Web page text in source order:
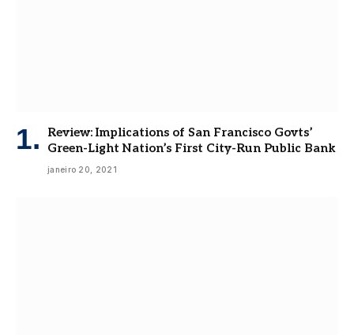
Review: Implications of San Francisco Govts’
Green-Light Nation’s First City-Run Public Bank
janeiro 20, 2021